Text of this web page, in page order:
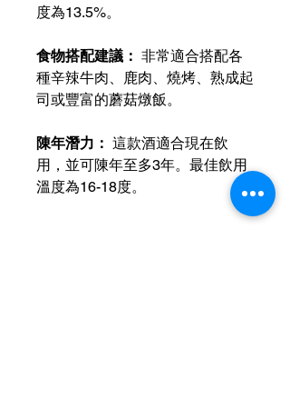
度為13.5%。
食物搭配建議： 非常適合搭配各
種辛辣牛肉、鹿肉、燒烤、熟成起
司或豐富的蘑菇燉飯。
陳年潛力： 這款酒適合現在飲
用，並可陳年至多3年。最佳飲用
溫度為16-18度。